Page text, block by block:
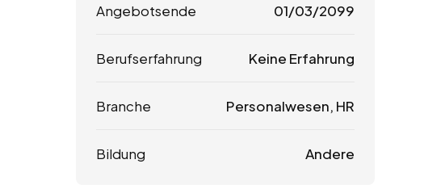
Angebotsende 01/03/2099
Berufserfahrung Keine Erfahrung
Branche Personalwesen, HR
Bildung Andere